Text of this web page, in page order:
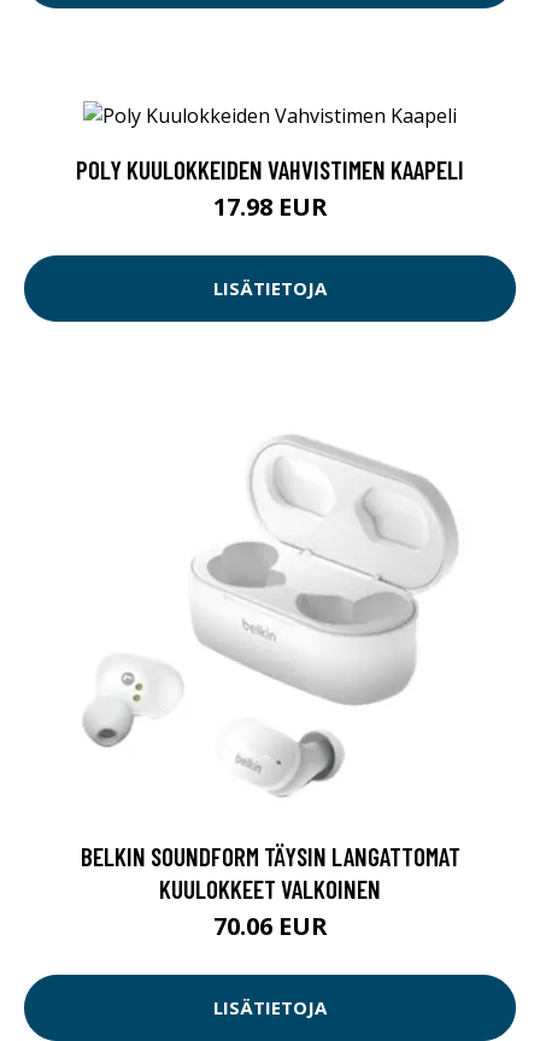
POLY KUULOKKEIDEN VAHVISTIMEN KAAPELI
17.98 EUR
LISÄTIETOJA
BELKIN SOUNDFORM TÄYSIN LANGATTOMAT
KUULOKKEET VALKOINEN
70.06 EUR
LISÄTIETOJA